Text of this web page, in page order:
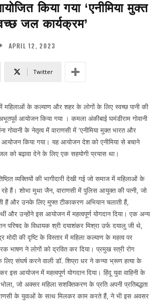
किया गया ‘एनीमिया मुक्त
जल कार्यक्रम’
APRIL 12, 2023
Twitter
में महिलाओं के कल्याण और शहर के लोगों के लिए स्वच्छ पानी की
आयोजन किया गया । कमला अंकीबाई घमंडीराम गोवानी
गोवानी के नेतृत्व में वाराणसी में ‘एनीमिया मुक्त भारत और
आयोजन किया गया। यह आयोजन देश को एनीमिया से बचाने
को बढ़ावा देने के लिए एक सहयोगी प्रयास था।
व्यक्तियों की भागीदारी देखी गई जो समाज में महिलाओं के
हैं। शोभा मुथा जैन, वाराणसी में पुलिस आयुक्त की पत्नी, जो
हैं और उनके लिए मुफ्त टीकाकरण अभियान चलाती हैं,
और उन्होंने इस आयोजन में महत्वपूर्ण योगदान दिया। एक अन्य
परिषद के विधायक श्री दयाशंकर मिश्रा उर्फ ​​दयालु जी थे,
मोदी की दृष्टि के विस्तार में महिला कल्याण के महत्व पर
भाषण ने लोगों को द्रवित कर दिया। प्रमुख स्त्री रोग
संघर्ष करने वाली डॉ. शिप्रा धर ने कन्या भ्रूण हत्या के
आयोजन में महत्वपूर्ण योगदान दिया। हिंदू युवा वाहिनी के
जो अक्सर महिला सशक्तिकरण के प्रति अपनी प्रतिबद्धता
के युवाओं के साथ मिलकर काम करते हैं, ने भी इस अवसर